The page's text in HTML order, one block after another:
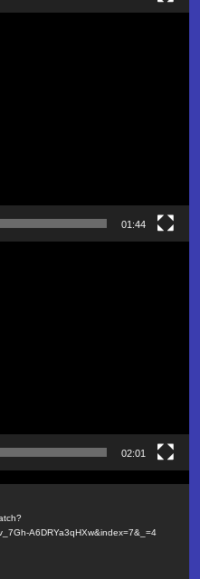
01:44
02:01
A6DRYa3qHXw&index=7&_=4